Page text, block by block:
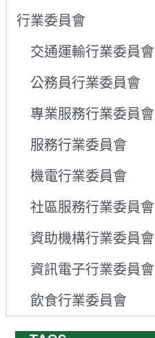
行業委員會
交通運輸行業委員會
公務員行業委員會
專業服務行業委員會
服務行業委員會
機電行業委員會
社區服務行業委員會
資助機構行業委員會
資訊電子行業委員會
飲食行業委員會